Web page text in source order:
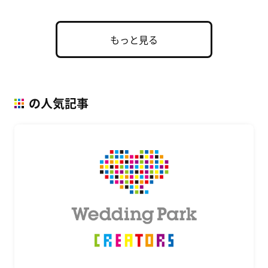
もっと見る
の人気記事